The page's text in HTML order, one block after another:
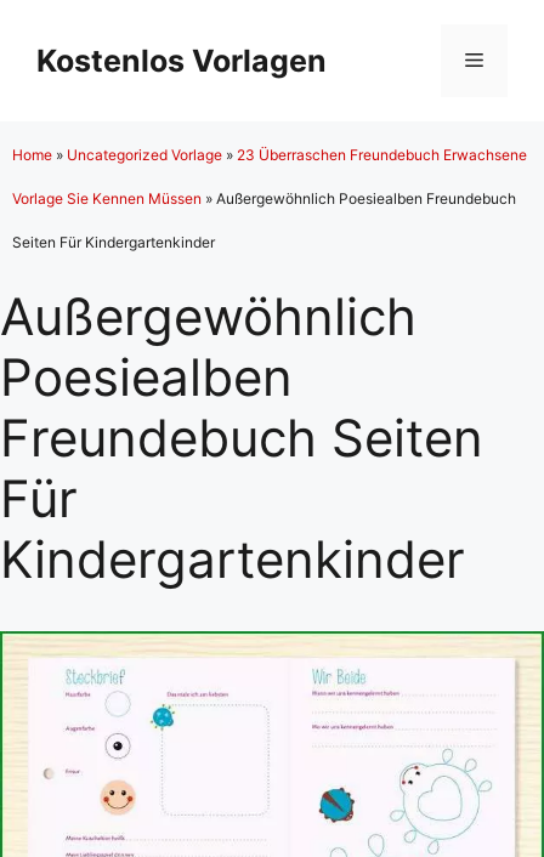
Inhalt
springen
Kostenlos Vorlagen Menü
Home » Uncategorized Vorlage » 23 Überraschen Freundebuch Erwachsene
Vorlage Sie Kennen Müssen » Außergewöhnlich Poesiealben Freundebuch
Seiten Für Kindergartenkinder
Außergewöhnlich
Poesiealben
Freundebuch Seiten
Für
Kindergartenkinder